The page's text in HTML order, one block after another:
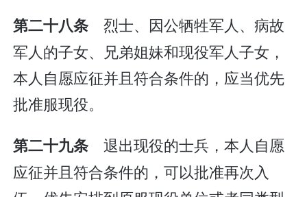
第二十八条 烈士、因公牺牲军人、病故
军人的子女、兄弟姐妹和现役军人子女，
本人自愿应征并且符合条件的，应当优先
批准服现役。
第二十九条 退出现役的士兵，本人自愿
应征并且符合条件的，可以批准再次入